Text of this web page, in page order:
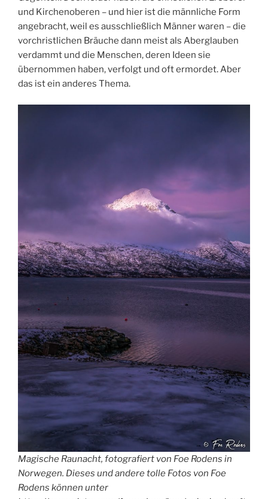
und Kirchenoberen – und hier ist die männliche Form
angebracht, weil es ausschließlich Männer waren – die
vorchristlichen Bräuche dann meist als Aberglauben
verdammt und die Menschen, deren Ideen sie
übernommen haben, verfolgt und oft ermordet. Aber
das ist ein anderes Thema.
Magische Raunacht, fotografiert von Foe Rodens in
Norwegen. Dieses und andere tolle Fotos von Foe
Rodens können unter